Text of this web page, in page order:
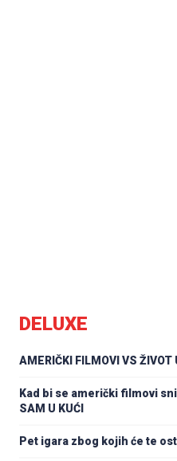
DELUXE
AMERIČKI FILMOVI VS
Kad bi se američki filmovi
SAM U KUĆI
Pet igara zbog kojih će te